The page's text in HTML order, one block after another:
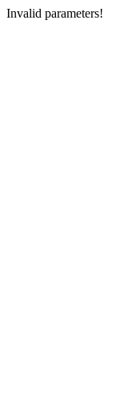
Invalid parameters!